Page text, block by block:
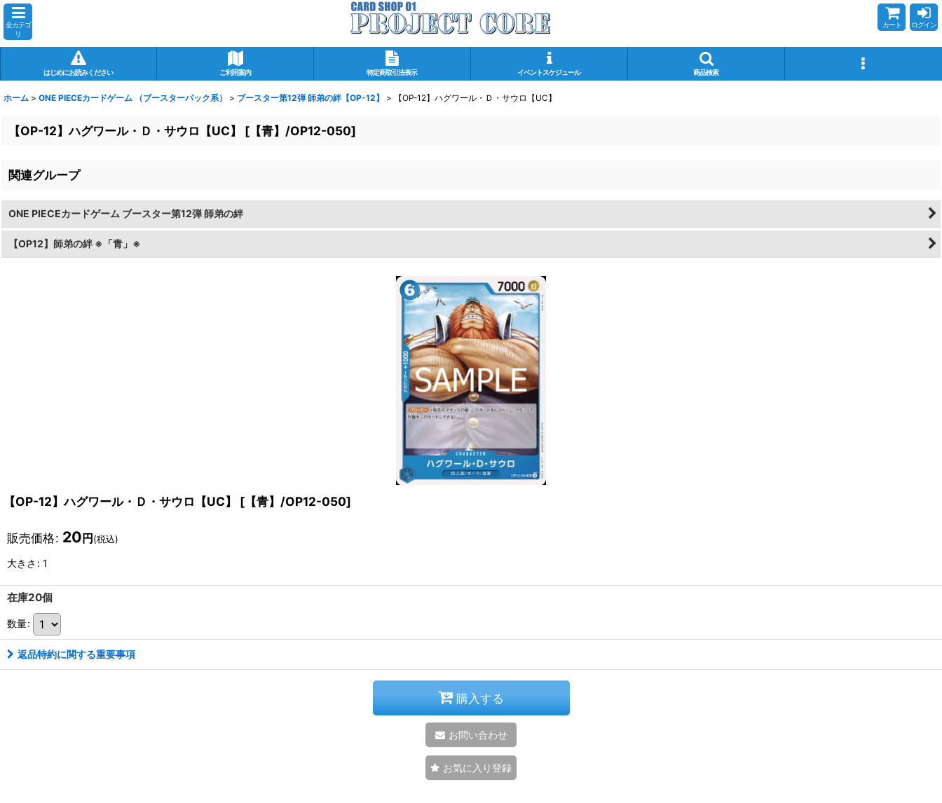
全カテゴ
リ
カート ログイン
はじめにお読みください ご利用案内 特定商取引法表示 イベントスケジュール 商品検索
ホーム > ONE PIECEカードゲーム （ブースターパック系） > ブースター第12弾 師弟の絆【OP-12】 > 【OP-12】ハグワール・Ｄ・サウロ【UC】
【OP-12】ハグワール・Ｄ・サウロ【UC】 [ 【青】/OP12-050]
関連グループ
ONE PIECEカードゲーム ブースター第12弾 師弟の絆
【OP12】師弟の絆 ※「青」※
【OP-12】ハグワール・Ｄ・サウロ【UC】 [ 【青】/OP12-050]
販売価格: 20 円 (税込)
大きさ : 1
在庫20個
数量:
返品特約に関する重要事項
購入する
お問い合わせ
お気に入り登録